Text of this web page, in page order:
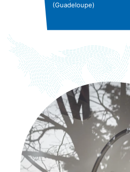
(Guadeloupe)